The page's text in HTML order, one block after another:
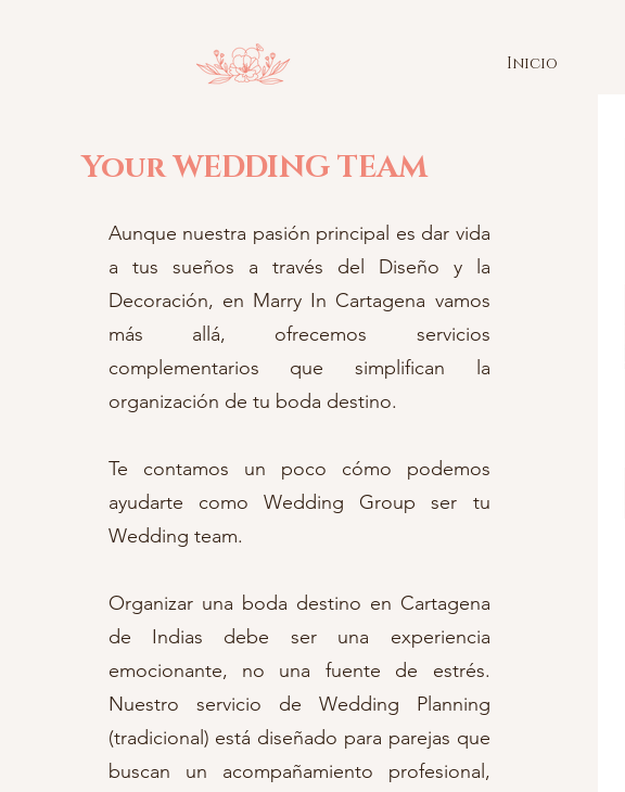
Inicio
Your WEDDING TEAM
Aunque nuestra pasión principal es dar vida
a tus sueños a través del Diseño y la
Decoración, en Marry In Cartagena vamos
más allá, ofrecemos servicios
complementarios que simplifican la
organización de tu boda destino.
Te contamos un poco cómo podemos
ayudarte como Wedding Group ser tu
Wedding team.
Organizar una boda destino en Cartagena
de Indias debe ser una experiencia
emocionante, no una fuente de estrés.
Nuestro servicio de Wedding Planning
(tradicional) está diseñado para parejas que
buscan un acompañamiento profesional,